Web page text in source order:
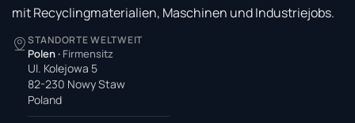
mit Recyclingmaterialien, Maschinen und Industriejobs.
STANDORTE WELTWEIT
Polen · Firmensitz
Ul. Kolejowa 5
82-230 Nowy Staw
Poland